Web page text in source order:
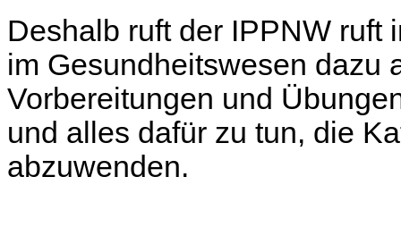
Deshalb ruft der IPPNW ruft
im Gesundheitswesen dazu
Vorbereitungen und
und alles dafür zu tun, die
abzuwenden.